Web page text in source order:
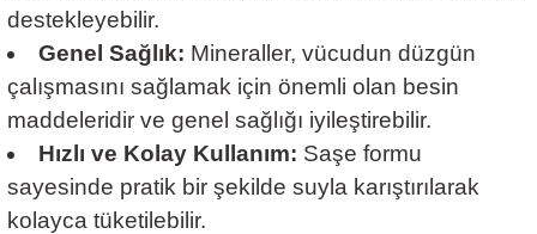
destekleyebilir.
Genel Sağlık: Mineraller, vücudun düzgün
çalışmasını sağlamak için önemli olan besin
maddeleridir ve genel sağlığı iyileştirebilir.
Hızlı ve Kolay Kullanım: Saşe formu
sayesinde pratik bir şekilde suyla karıştırılarak
kolayca tüketilebilir.